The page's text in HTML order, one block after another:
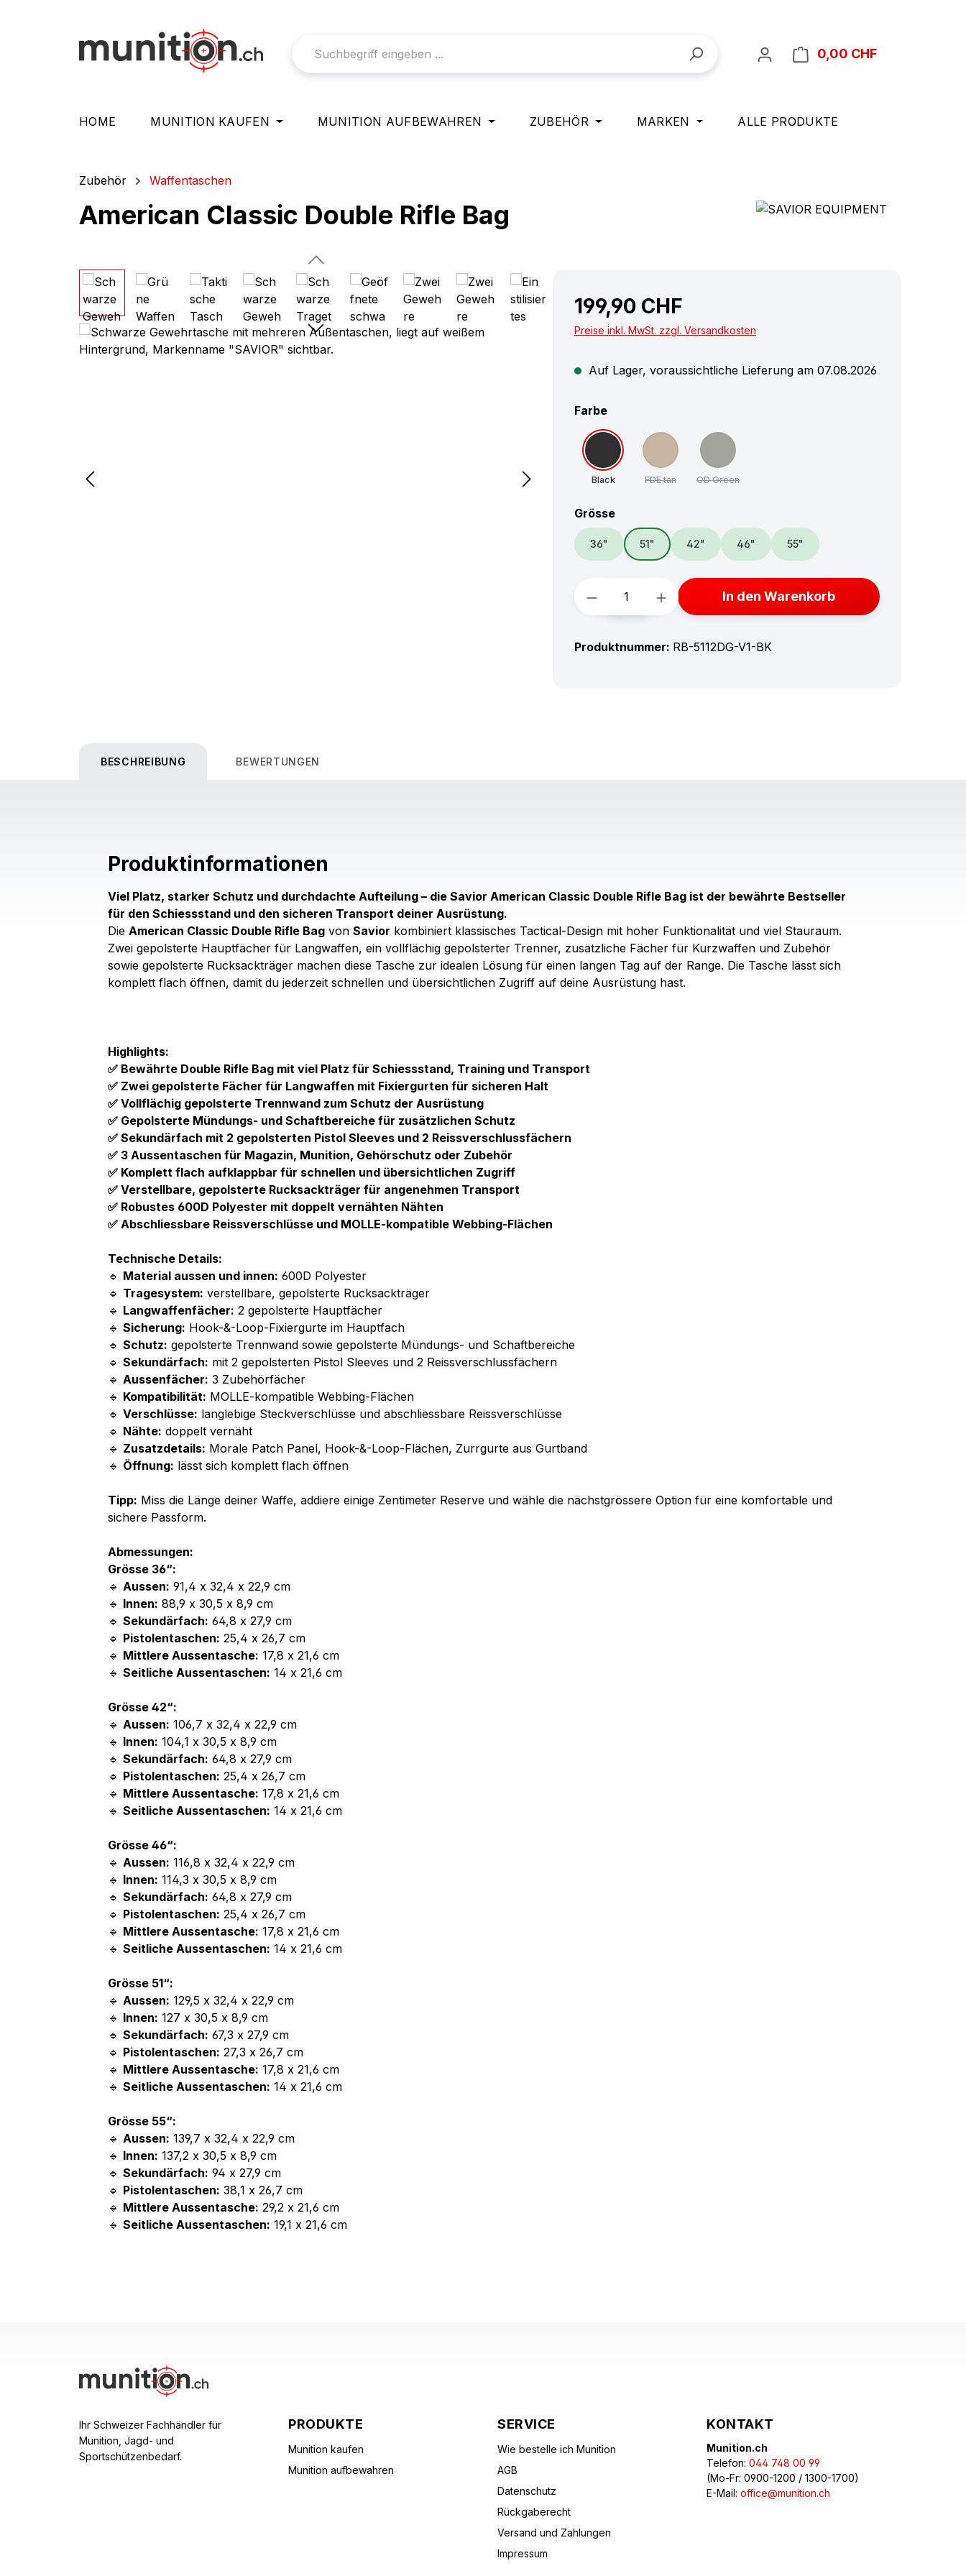
0,00 CHFWarenkorb
HOME MUNITION KAUFEN MUNITION AUFBEWAHREN ZUBEHÖR MARKEN ALLE PRODUKTE
Zubehör Waffentaschen
American Classic Double Rifle Bag
Bildergalerie überspringen
199,90 CHF
Preise inkl. MwSt. zzgl. Versandkosten
Auf Lager, voraussichtliche Lieferung am 07.08.2026
Farbeauswählen
Black FDE tan OD Green
Grösseauswählen
36" 51" 42" 46" 55"
Produkt Anzahl: Gib den gewünschten Wert
In den Warenkorb
Produktnummer: RB-5112DG-V1-BK
BESCHREIBUNG BEWERTUNGEN
Produktinformationen
Viel Platz, starker Schutz und durchdachte Aufteilung – die Savior American Classic Double Rifle Bag ist der bewährte Bestseller
für den Schiessstand und den sicheren Transport deiner Ausrüstung.
Die American Classic Double Rifle Bag von Savior kombiniert klassisches Tactical-Design mit hoher Funktionalität und viel Stauraum.
Zwei gepolsterte Hauptfächer für Langwaffen, ein vollflächig gepolsterter Trenner, zusätzliche Fächer für Kurzwaffen und Zubehör
sowie gepolsterte Rucksackträger machen diese Tasche zur idealen Lösung für einen langen Tag auf der Range. Die Tasche lässt sich
komplett flach öffnen, damit du jederzeit schnellen und übersichtlichen Zugriff auf deine Ausrüstung hast.
Highlights:
✅ Bewährte Double Rifle Bag mit viel Platz für Schiessstand, Training und Transport
✅ Zwei gepolsterte Fächer für Langwaffen mit Fixiergurten für sicheren Halt
✅ Vollflächig gepolsterte Trennwand zum Schutz der Ausrüstung
✅ Gepolsterte Mündungs- und Schaftbereiche für zusätzlichen Schutz
✅ Sekundärfach mit 2 gepolsterten Pistol Sleeves und 2 Reissverschlussfächern
✅ 3 Aussentaschen für Magazin, Munition, Gehörschutz oder Zubehör
✅ Komplett flach aufklappbar für schnellen und übersichtlichen Zugriff
✅ Verstellbare, gepolsterte Rucksackträger für angenehmen Transport
✅ Robustes 600D Polyester mit doppelt vernähten Nähten
✅ Abschliessbare Reissverschlüsse und MOLLE-kompatible Webbing-Flächen
Technische Details:
🔹 Material aussen und innen: 600D Polyester
🔹 Tragesystem: verstellbare, gepolsterte Rucksackträger
🔹 Langwaffenfächer: 2 gepolsterte Hauptfächer
🔹 Sicherung: Hook-&-Loop-Fixiergurte im Hauptfach
🔹 Schutz: gepolsterte Trennwand sowie gepolsterte Mündungs- und Schaftbereiche
🔹 Sekundärfach: mit 2 gepolsterten Pistol Sleeves und 2 Reissverschlussfächern
🔹 Aussenfächer: 3 Zubehörfächer
🔹 Kompatibilität: MOLLE-kompatible Webbing-Flächen
🔹 Verschlüsse: langlebige Steckverschlüsse und abschliessbare Reissverschlüsse
🔹 Nähte: doppelt vernäht
🔹 Zusatzdetails: Morale Patch Panel, Hook-&-Loop-Flächen, Zurrgurte aus Gurtband
🔹 Öffnung: lässt sich komplett flach öffnen
Tipp: Miss die Länge deiner Waffe, addiere einige Zentimeter Reserve und wähle die nächstgrössere Option für eine komfortable und
sichere Passform.
Abmessungen:
Grösse 36“:
🔹 Aussen: 91,4 x 32,4 x 22,9 cm
🔹 Innen: 88,9 x 30,5 x 8,9 cm
🔹 Sekundärfach: 64,8 x 27,9 cm
🔹 Pistolentaschen: 25,4 x 26,7 cm
🔹 Mittlere Aussentasche: 17,8 x 21,6 cm
🔹 Seitliche Aussentaschen: 14 x 21,6 cm
Grösse 42“:
🔹 Aussen: 106,7 x 32,4 x 22,9 cm
🔹 Innen: 104,1 x 30,5 x 8,9 cm
🔹 Sekundärfach: 64,8 x 27,9 cm
🔹 Pistolentaschen: 25,4 x 26,7 cm
🔹 Mittlere Aussentasche: 17,8 x 21,6 cm
🔹 Seitliche Aussentaschen: 14 x 21,6 cm
Grösse 46“:
🔹 Aussen: 116,8 x 32,4 x 22,9 cm
🔹 Innen: 114,3 x 30,5 x 8,9 cm
🔹 Sekundärfach: 64,8 x 27,9 cm
🔹 Pistolentaschen: 25,4 x 26,7 cm
🔹 Mittlere Aussentasche: 17,8 x 21,6 cm
🔹 Seitliche Aussentaschen: 14 x 21,6 cm
Grösse 51“:
🔹 Aussen: 129,5 x 32,4 x 22,9 cm
🔹 Innen: 127 x 30,5 x 8,9 cm
🔹 Sekundärfach: 67,3 x 27,9 cm
🔹 Pistolentaschen: 27,3 x 26,7 cm
🔹 Mittlere Aussentasche: 17,8 x 21,6 cm
🔹 Seitliche Aussentaschen: 14 x 21,6 cm
Grösse 55“:
🔹 Aussen: 139,7 x 32,4 x 22,9 cm
🔹 Innen: 137,2 x 30,5 x 8,9 cm
🔹 Sekundärfach: 94 x 27,9 cm
🔹 Pistolentaschen: 38,1 x 26,7 cm
🔹 Mittlere Aussentasche: 29,2 x 21,6 cm
🔹 Seitliche Aussentaschen: 19,1 x 21,6 cm
Ihr Schweizer Fachhändler für
Munition, Jagd- und
Sportschützenbedarf.
PRODUKTE
Munition kaufen
Munition aufbewahren
SERVICE
Wie bestelle ich Munition
AGB
Datenschutz
Rückgaberecht
Versand und Zahlungen
Impressum
KONTAKT
Munition.ch
Telefon: 044 748 00 99
(Mo-Fr: 0900-1200 / 1300-1700)
E-Mail: office@munition.ch